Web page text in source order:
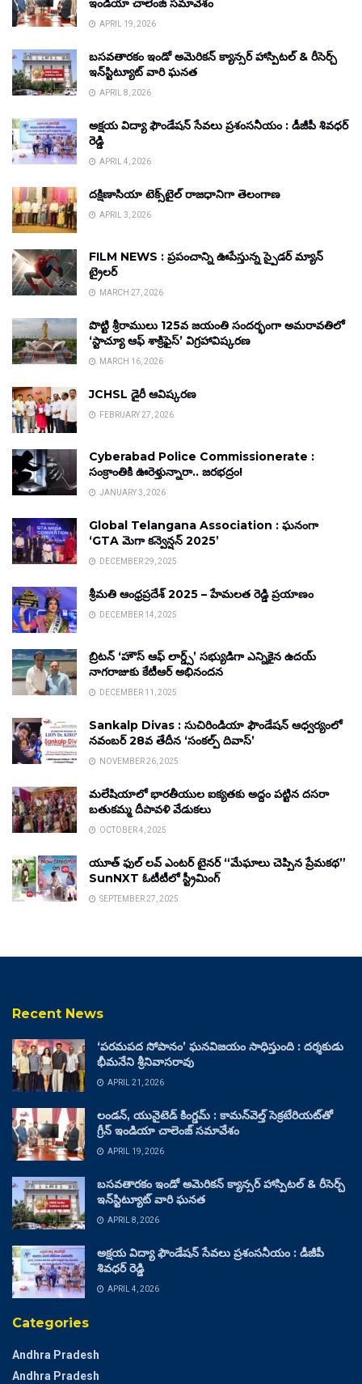
ఇండియా చాలెంజ్ సమావేశం
APRIL 19, 2026
బసవతారకం ఇండో అమెరికన్ క్యాన్సర్ హాస్పిటల్ & రీసెర్చ్
ఇన్‌స్టిట్యూట్ వారి ఘనత
APRIL 8, 2026
అక్షయ విద్యా ఫౌండేషన్ సేవలు ప్రశంసనీయం : డీజీపీ శివధర్
రెడ్డి
APRIL 4, 2026
దక్షిణాసియా టెక్స్‌టైల్ రాజధానిగా తెలంగాణ
APRIL 3, 2026
FILM NEWS : ప్రపంచాన్ని ఊపేస్తున్న స్పైడర్ మ్యాన్
ట్రైలర్
MARCH 27, 2026
పొట్టి శ్రీరాములు 125వ జయంతి సందర్భంగా అమరావతిలో
‘స్టాచ్యూ ఆఫ్ శాక్రిఫైస్’ విగ్రహావిష్కరణ
MARCH 16, 2026
JCHSL డైరీ ఆవిష్కరణ
FEBRUARY 27, 2026
Cyberabad Police Commissionerate :
సంక్రాంతికి ఊరెళ్తున్నారా.. జరభద్రం!
JANUARY 3, 2026
Global Telangana Association : ఘనంగా
‘GTA మెగా కన్వెన్షన్ 2025’
DECEMBER 29, 2025
శ్రీమతి ఆంధ్రప్రదేశ్ 2025 – హేమలత రెడ్డి ప్రయాణం
DECEMBER 14, 2025
బ్రిటన్ ‘హౌస్ ఆఫ్ లార్డ్స్’ సభ్యుడిగా ఎన్నికైన ఉదయ్
నాగరాజుకు కేటీఆర్ అభినందన
DECEMBER 11, 2025
Sankalp Divas : సుచిరిండియా ఫౌండేషన్ ఆధ్వర్యంలో
నవంబర్ 28వ తేదీన ‘సంకల్ప్ దివాస్’
NOVEMBER 26, 2025
మలేషియాలో భారతీయుల ఐక్యతకు అద్దం పట్టిన దసరా
బతుకమ్మ దీపావళి వేడుకలు
OCTOBER 4, 2025
యూత్ ఫుల్ లవ్ ఎంటర్ టైనర్ “మేఘాలు చెప్పిన ప్రేమకథ”
SunNXT ఓటీటీలో స్ట్రీమింగ్
SEPTEMBER 27, 2025
Recent News
‘పరమపద సోపానం’ ఘనవిజయం సాధిస్తుంది : దర్శకుడు
భీమనేని శ్రీనివాసరావు
APRIL 21, 2026
లండన్, యునైటెడ్ కింగ్డమ్ : కామన్‌వెల్త్ సెక్రటేరియట్‌తో
గ్రీన్ ఇండియా చాలెంజ్ సమావేశం
APRIL 19, 2026
బసవతారకం ఇండో అమెరికన్ క్యాన్సర్ హాస్పిటల్ & రీసెర్చ్
ఇన్‌స్టిట్యూట్ వారి ఘనత
APRIL 8, 2026
అక్షయ విద్యా ఫౌండేషన్ సేవలు ప్రశంసనీయం : డీజీపీ
శివధర్ రెడ్డి
APRIL 4, 2026
Categories
Andhra Pradesh
Andhra Pradesh